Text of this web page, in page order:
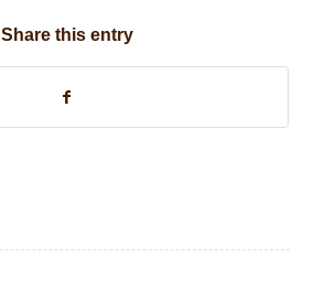
Share this entry